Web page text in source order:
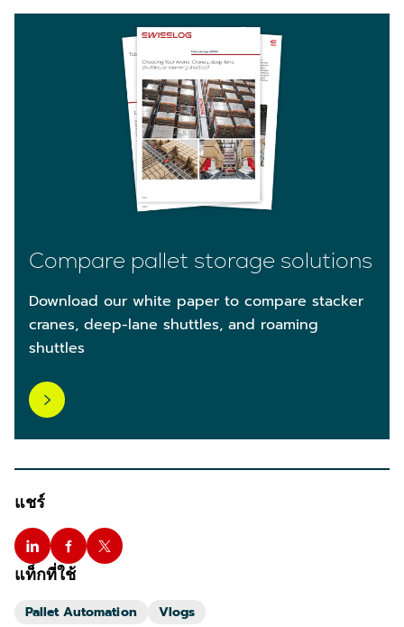
Compare pallet storage solutions
Download our white paper to compare stacker
cranes, deep-lane shuttles, and roaming
shuttles
แชร์
แท็กที่ใช้
Pallet Automation Vlogs